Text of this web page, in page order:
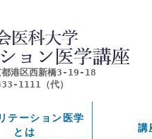
港区西新橋3-19-18
1111（代）
テーション医学
とは
講